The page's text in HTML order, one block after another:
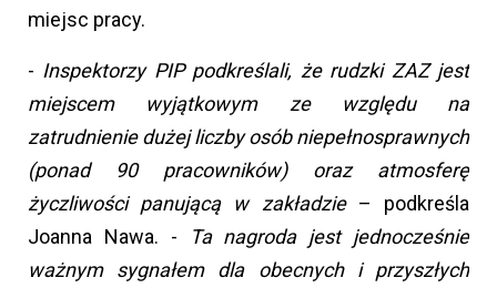
miejsc pracy.
- Inspektorzy PIP podkreślali, że rudzki ZAZ jest
miejscem wyjątkowym ze względu na
zatrudnienie dużej liczby osób niepełnosprawnych
(ponad 90 pracowników) oraz atmosferę
życzliwości panującą w zakładzie– podkreśla
Joanna Nawa. -
Ta nagroda jest jednocześnie
ważnym sygnałem dla obecnych i przyszłych